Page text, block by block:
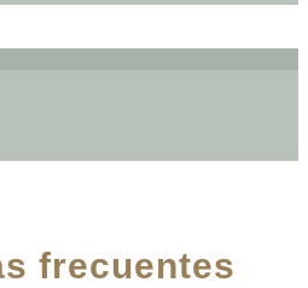
frecuentes